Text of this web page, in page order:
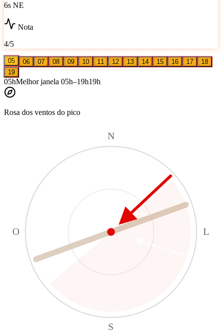
6s NE
Nota
4/5
05 06 07 08 09 10 11 12 13 14 15 16 17
18
19
05hMelhor janela 05h–19h19h
Rosa dos ventos do pico
N
L
S
O